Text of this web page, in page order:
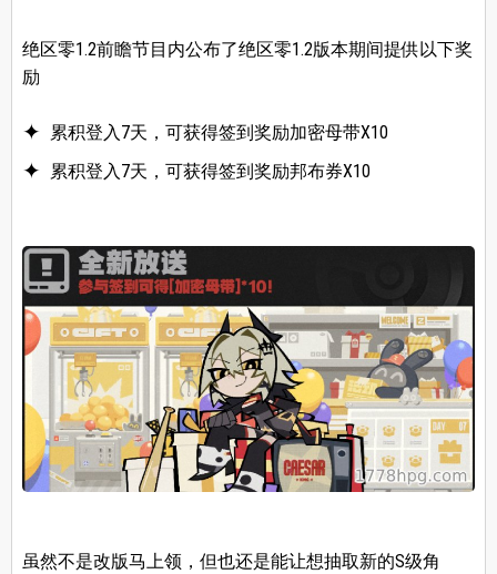
绝区零1.2前瞻节目内公布了绝区零1.2版本期间提供以下奖
励
累积登入7天，可获得签到奖励加密母带X10
累积登入7天，可获得签到奖励邦布券X10
虽然不是改版马上领，但也还是能让想抽取新的S级角